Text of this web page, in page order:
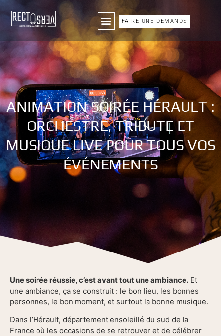
FAIRE UNE DEMANDE
ANIMATION SOIRÉE HÉRAULT :
ORCHESTRE, TRIBUTE ET
MUSIQUE LIVE POUR TOUS VOS
ÉVÉNEMENTS
Une soirée réussie, c’est avant tout une ambiance. Et
une ambiance, ça se construit : le bon lieu, les bonnes
personnes, le bon moment, et surtout la bonne musique.
Dans l’Hérault, département ensoleillé du sud de la
France où les occasions de se retrouver et de célébrer